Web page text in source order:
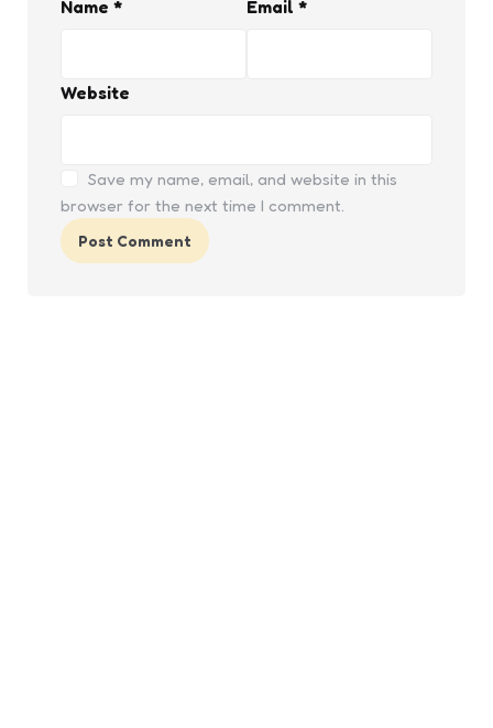
Name * Email *
Website
Save my name, email, and website in this
browser for the next time I comment.